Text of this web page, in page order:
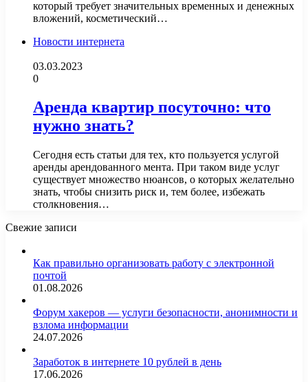
который требует значительных временных и денежных
вложений, косметический…
Новости интернета
03.03.2023
0
Аренда квартир посуточно: что
нужно знать?
Сегодня есть статьи для тех, кто пользуется услугой
аренды арендованного мента. При таком виде услуг
существует множество нюансов, о которых желательно
знать, чтобы снизить риск и, тем более, избежать
столкновения…
Свежие записи
Как правильно организовать работу с электронной
почтой
01.08.2026
Форум хакеров — услуги безопасности, анонимности и
взлома информации
24.07.2026
Заработок в интернете 10 рублей в день
17.06.2026